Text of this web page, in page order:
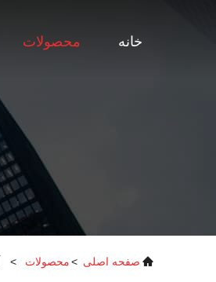
خانه محصولات
صفحه اصلی >محصولات >